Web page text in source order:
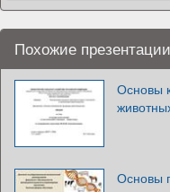
Похожие
Основы
Основы